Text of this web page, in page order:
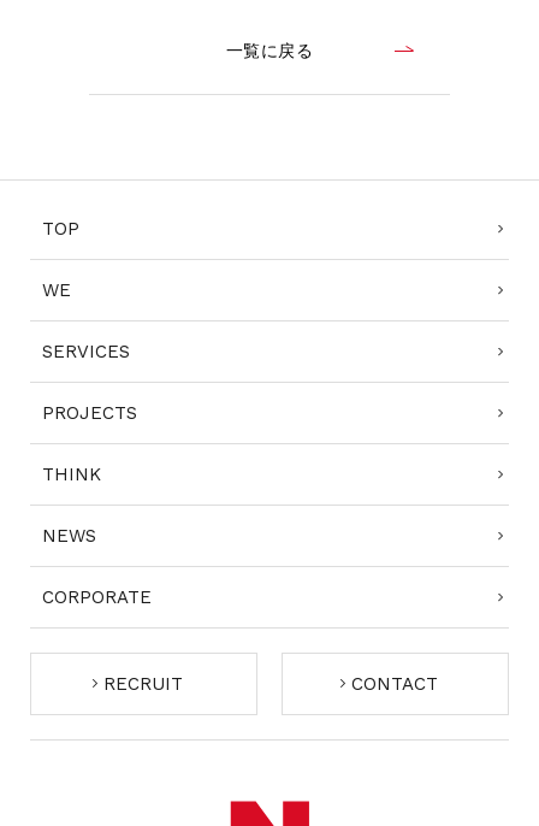
一覧に戻る
TOP
WE
SERVICES
PROJECTS
THINK
NEWS
CORPORATE
RECRUIT CONTACT